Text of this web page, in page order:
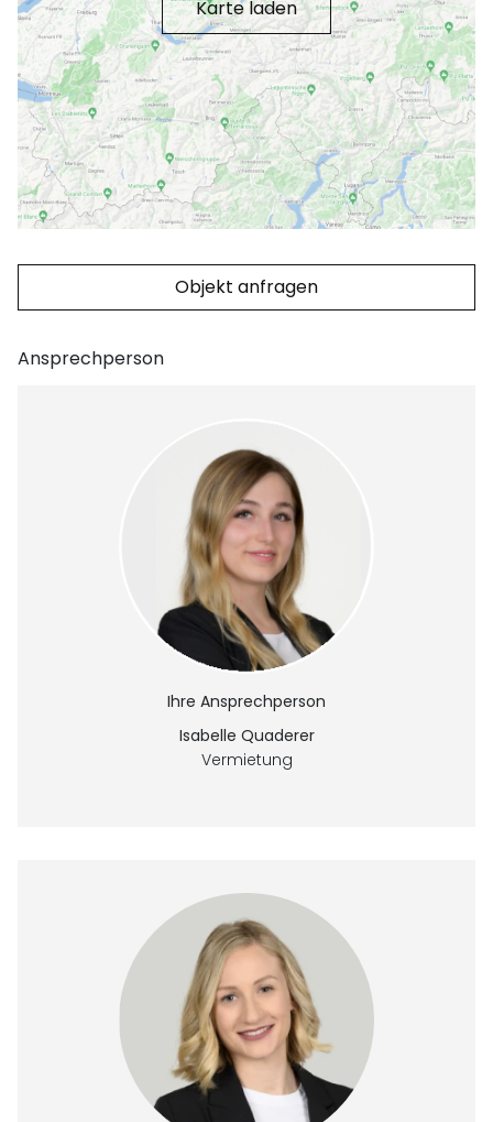
Karte laden
Objekt anfragen
Ansprechperson
Ihre Ansprechperson
Isabelle Quaderer
Vermietung